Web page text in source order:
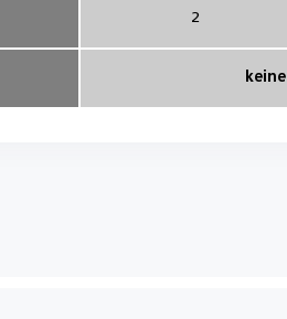
2
keine